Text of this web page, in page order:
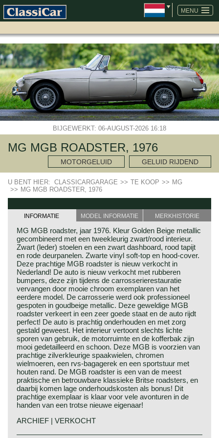
MENU
NAVIGATIE
OVERSLAAN
BIJGEWERKT: 06-AUGUST-2026 16:18
MG MGB ROADSTER, 1976
MOTORGELUID GELUID RIJDEND
U BENT HIER: CLASSICARGARAGE >> TE KOOP >> MG
>> MG MGB ROADSTER, 1976
INFORMATIE MODEL INFORMATIE MERKHISTORIE
MG MGB roadster, jaar 1976. Kleur Golden Beige metallic
gecombineerd met een tweekleurig zwart/rood interieur.
Zwart (leder) stoelen en een zwart dashboard, rood tapijt
en rode deurpanelen. Zwarte vinyl soft-top en hood-cover.
Deze prachtige MGB roadster is nieuw verkocht in
Nederland! De auto is nieuw verkocht met rubberen
bumpers, deze zijn tijdens de carrosserierestauratie
vervangen door mooie chroom exemplaren van het
eerdere model. De carrosserie werd ook professioneel
gespoten in goudbeige metallic. Deze geweldige MGB
roadster verkeert in een zeer goede staat en de auto rijdt
perfect! De auto is prachtig onderhouden en met zorg
gestald geweest. Het interieur vertoont slechts lichte
sporen van gebruik, de motorruimte en de kofferbak zijn
mooi gedetailleerd en schoon. Deze MGB is voorzien van
prachtige zilverkleurige spaakwielen, chromen
wielmoeren, een rvs-bagagerek en een sportstuur met
houten rand. De MGB roadster is een van de meest
praktische en betrouwbare klassieke Britse roadsters, en
daarbij komen lage onderhoudskosten als bonus! Dit
prachtige exemplaar is klaar voor vele avonturen in de
handen van een trotse nieuwe eigenaar!
ARCHIEF | VERKOCHT